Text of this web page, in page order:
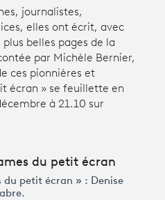
émission
journalistes,
elles ont écrit, avec
belles pages de la
par Michèle Bernier,
ces pionnières et
écran » se feuillette en
à 21.10 sur
du petit écran » : Denise